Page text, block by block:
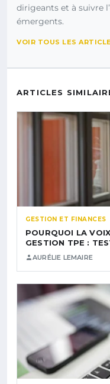
dirigeants et à suivre
émergents.
VOIR TOUS LES
ARTICLES
GESTION ET FINANCES
POURQUOI LA
GESTION TPE :
AURÉLIE LEMAIRE